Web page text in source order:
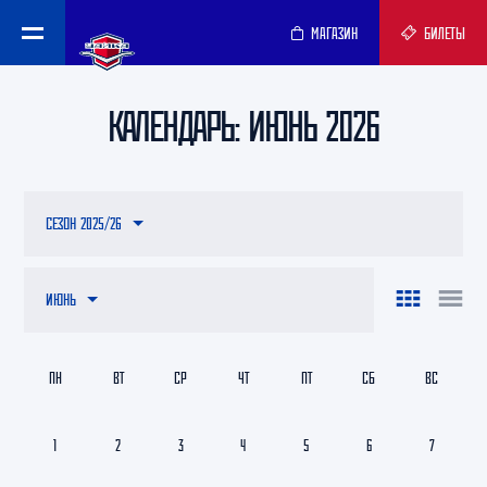
МАГАЗИН БИЛЕТЫ
КАЛЕНДАРЬ: ИЮНЬ 2026
ИЮНЬ
СЕЗОН 2025/26
1 2 3 4 5 6 7
ПН ВТ СР ЧТ ПТ СБ ВС